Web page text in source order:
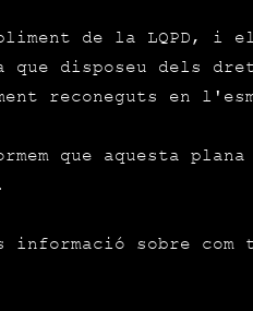
de la LQPD, i
que disposeu dels
reconeguts en
que aquesta
informació sobre